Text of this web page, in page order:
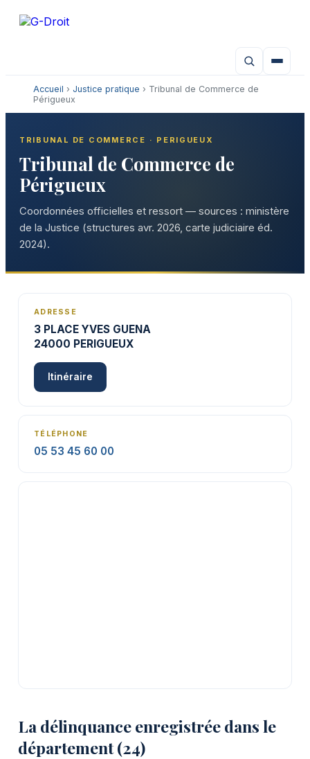
Accueil › Justice pratique › Tribunal de Commerce de
Périgueux
TRIBUNAL DE COMMERCE · PERIGUEUX
Tribunal de Commerce de
Périgueux
Coordonnées officielles et ressort — sources : ministère
de la Justice (structures avr. 2026, carte judiciaire éd.
2024).
ADRESSE
3 PLACE YVES GUENA
24000 PERIGUEUX
Itinéraire
TÉLÉPHONE
05 53 45 60 00
La délinquance enregistrée dans le
département (24)